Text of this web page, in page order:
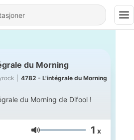
du Morning
4782 - L'intégrale du Morning
du Morning de Difool !
Volum 1 x